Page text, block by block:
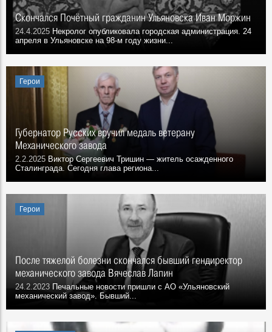
Скончался Почётный гражданин Ульяновска Иван Моржин
24.4.2025 Некролог опубликовала городская администрация. 24
апреля в Ульяновске на 98-м году жизни...
Герои
Губернатор Русских вручил медаль ветерану
Механического завода
2.2.2025 Виктор Сергеевич Тришин — житель осажденного
Сталинграда. Сегодня глава региона...
Герои
После тяжелой болезни скончался бывший гендиректор
механического завода Вячеслав Лапин
24.2.2023 Печальные новости пришли с АО «Ульяновский
механический завод». Бывший...